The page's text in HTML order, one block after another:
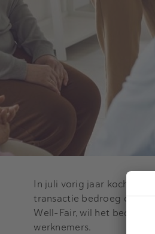
In juli vorig jaar kocht de
transactie bedroeg om
Well-Fair, wil het bedrijf
werknemers.